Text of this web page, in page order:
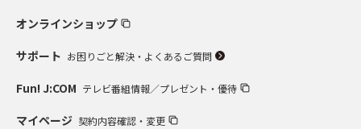
オンラインショップ
サポート お困りごと解決・よくあるご質問
Fun! J:COM テレビ番組情報／プレゼント・優待
マイページ 契約内容確認・変更